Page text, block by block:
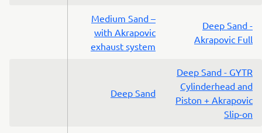
Medium Sand –
with Akrapovic
exhaust system
Deep Sand -
Akrapovic Full
Deep Sand
Deep Sand - GYTR
Cylinderhead and
Piston + Akrapovic
Slip-on